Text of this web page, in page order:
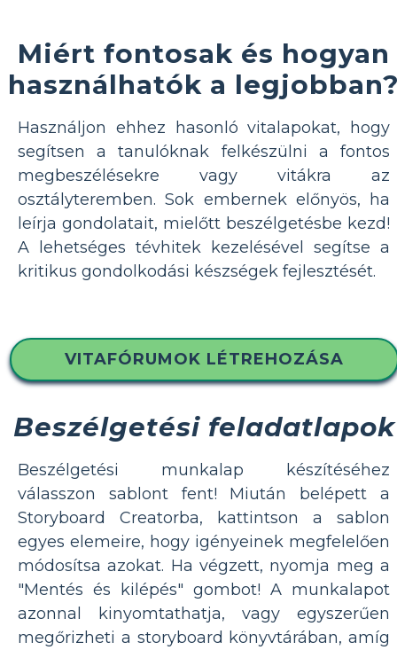
Miért fontosak és hogyan
használhatók a
Használjon ehhez hasonló vitalapokat, hogy
segítsen a tanulóknak felkészülni a fontos
megbeszélésekre vagy vitákra az
osztályteremben. Sok embernek előnyös, ha
leírja gondolatait, mielőtt beszélgetésbe kezd!
A lehetséges tévhitek kezelésével segítse a
kritikus gondolkodási készségek fejlesztését.
VITAFÓRUMOK LÉTREHOZÁSA
Beszélgetési feladatlapok
Beszélgetési munkalap készítéséhez
válasszon sablont fent! Miután belépett a
Storyboard Creatorba, kattintson a sablon
egyes elemeire, hogy igényeinek megfelelően
módosítsa azokat. Ha végzett, nyomja meg a
"Mentés és kilépés" gombot! A munkalapot
azonnal kinyomtathatja, vagy egyszerűen
megőrizheti a storyboard könyvtárában, amíg